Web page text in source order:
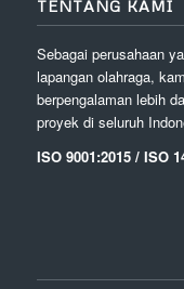
TENTANG KAMI
Sebagai perusahaan
lapangan olahraga,
berpengalaman lebih
proyek di seluruh
ISO 9001:2015 / ISO